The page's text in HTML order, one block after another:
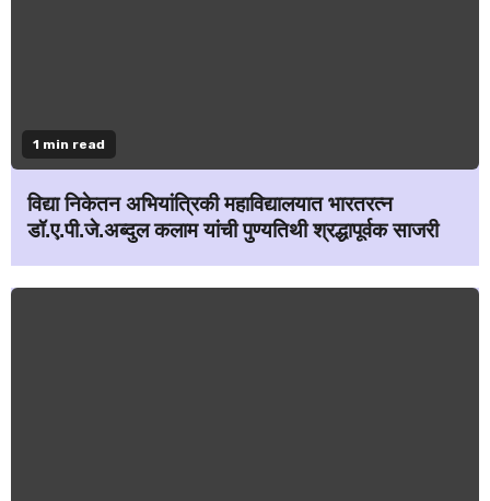
1 min read
विद्या निकेतन अभियांत्रिकी महाविद्यालयात भारतरत्न
डॉ.ए.पी.जे.अब्दुल कलाम यांची पुण्यतिथी श्रद्धापूर्वक साजरी